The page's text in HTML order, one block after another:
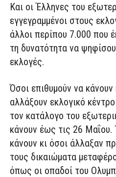
Και οι Έλληνες του
εγγεγραμμένοι στους
άλλοι περίπου 7.000 που
τη δυνατότητα να
εκλογές.
Όσοι επιθυμούν να
αλλάξουν εκλογικό
τον κατάλογο του
κάνουν έως τις 26 Μαΐου.
κάνουν κι όσοι άλλαξαν
τους δικαιώματα
όπως οι οπαδοί του